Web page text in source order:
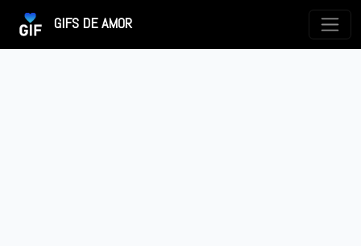
GIFS DE AMOR